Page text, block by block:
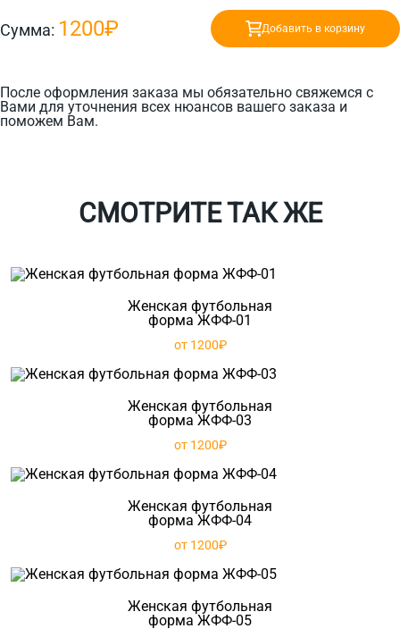
После оформления заказа мы обязательно свяжемся с
Вами для уточнения всех нюансов вашего заказа и
поможем Вам.
Сумма: 1200₽ Добавить в корзину
СМОТРИТЕ ТАК ЖЕ
Женская футбольная
форма ЖФФ-01
от 1200₽
Женская футбольная
форма ЖФФ-03
от 1200₽
Женская футбольная
форма ЖФФ-04
от 1200₽
Женская футбольная
форма ЖФФ-05